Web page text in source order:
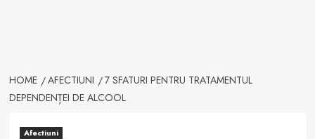
HOME AFECTIUNI
7 SFATURI PENTRU TRATAMENTUL
DEPENDENȚEI DE ALCOOL
Afectiuni